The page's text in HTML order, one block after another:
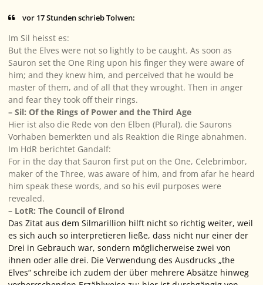
vor 17 Stunden schrieb Tolwen:
Im Sil heisst es:
But the Elves were not so lightly to be caught. As soon as
Sauron set the One Ring upon his finger they were aware of
him; and they knew him, and perceived that he would be
master of them, and of all that they wrought. Then in anger
and fear they took off their rings.
– Sil: Of the Rings of Power and the Third Age
Hier ist also die Rede von den Elben (Plural), die Saurons
Vorhaben bemerkten und als Reaktion die Ringe abnahmen.
Im HdR berichtet Gandalf:
For in the day that Sauron first put on the One, Celebrimbor,
maker of the Three, was aware of him, and from afar he heard
him speak these words, and so his evil purposes were
revealed.
– LotR: The Council of Elrond
Das Zitat aus dem Silmarillion hilft nicht so richtig weiter, weil
es sich auch so interpretieren ließe, dass nicht nur einer der
Drei in Gebrauch war, sondern möglicherweise zwei von
ihnen oder alle drei. Die Verwendung des Ausdrucks „the
Elves“ schreibe ich zudem der über mehrere Absätze hinweg